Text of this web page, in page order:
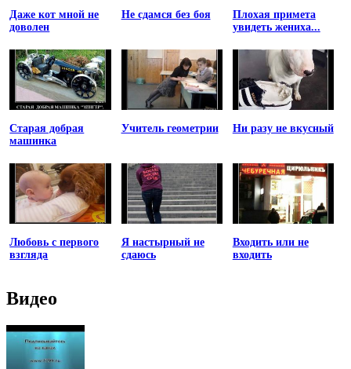
Даже кот мной не
доволен
Не сдамся без боя
Плохая примета
увидеть жениха...
Старая добрая
машинка
Учитель геометрии Ни разу не вкусный
Любовь с первого
взгляда
Я настырный не
сдаюсь
Входить или не
входить
Видео